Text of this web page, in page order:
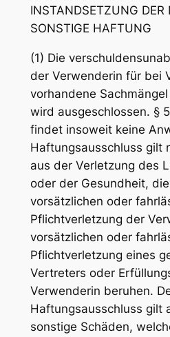
INSTANDSETZUNG DER
SONSTIGE HAFTUNG
(1) Die
der Verwenderin für bei
vorhandene
wird ausgeschlossen. §
findet insoweit keine
Haftungsausschluss gilt
aus der Verletzung des
oder der Gesundheit,
vorsätzlichen oder
Pflichtverletzung der
vorsätzlichen oder
Pflichtverletzung eines
Vertreters oder
Verwenderin beruhen.
Haftungsausschluss gilt
sonstige Schäden,